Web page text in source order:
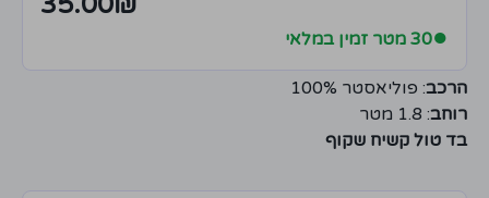
●30 מטר זמין במלאי
הרכב: פוליאסטר 100%
רוחב: 1.8 מטר
בד טול קשיח שקוף